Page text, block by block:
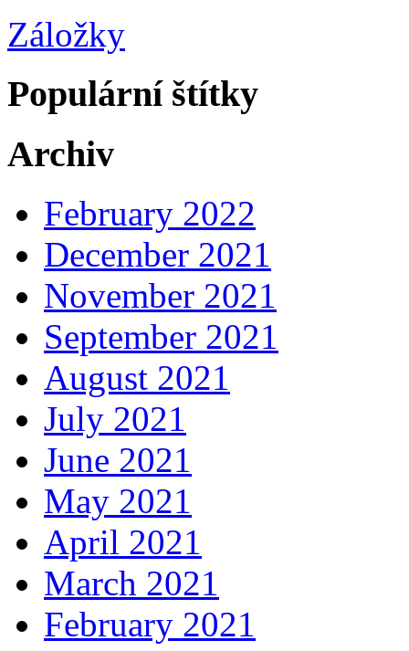
Záložky
Populární štítky
Archiv
February 2022
December 2021
November 2021
September 2021
August 2021
July 2021
June 2021
May 2021
April 2021
March 2021
February 2021